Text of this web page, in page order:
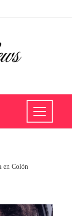
en Colón